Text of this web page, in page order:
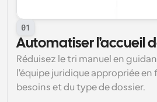
01
Automatiser l'accueil
Réduisez le tri manuel en
l'équipe juridique appropriée
besoins et du type de dossier.